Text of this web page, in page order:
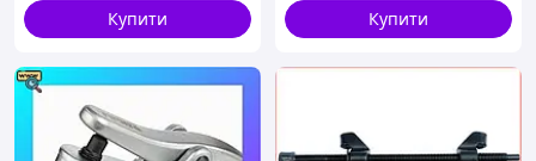
Купити
Купити